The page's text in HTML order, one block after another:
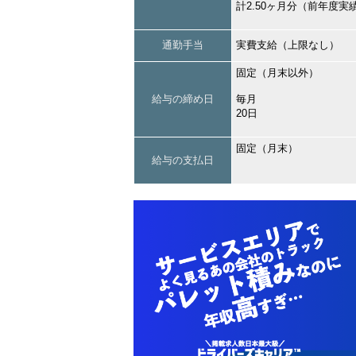
計2.50ヶ月分（前年度実
通勤手当 実費支給（上限なし）
給与の締め日
固定（月末以外）
毎月
20日
給与の支払日
固定（月末）